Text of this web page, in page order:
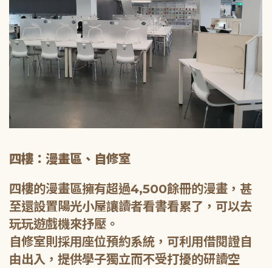
四樓：漫畫區、自修室
四樓的漫畫區擁有超過4,500餘冊的漫畫，甚
至還設置陽光小屋讓讀者看書看累了，可以去
玩玩遊戲機來抒壓。
自修室則採用座位預約系統，可利用借閱證自
由出入，提供學子獨立而不受打擾的研讀空